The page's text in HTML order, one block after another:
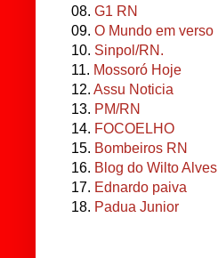
08. G1 RN
09. O Mundo em verso
10. Sinpol/RN.
11. Mossoró Hoje
12. Assu Noticia
13. PM/RN
14. FOCOELHO
15. Bombeiros RN
16. Blog do Wilto Alves
17. Ednardo paiva
18. Padua Junior